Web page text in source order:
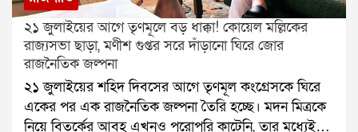
২১ জুলাইয়ের আগে তৃণমূলে বড় ধাক্কা! কোয়েল মল্লিকের
রাজ্যসভা ছাড়া, মণীশ গুপ্তর সরে দাঁড়ানো ঘিরে জোর
রাজনৈতিক জল্পনা
২১ জুলাইয়ের শহিদ দিবসের আগে তৃণমূল কংগ্রেসকে ঘিরে
একের পর এক রাজনৈতিক জল্পনা তৈরি হচ্ছে। মদন মিত্রকে
নিয়ে বিতর্কের আবহ এখনও পুরোপুরি কাটেনি, তার মধ্যেই